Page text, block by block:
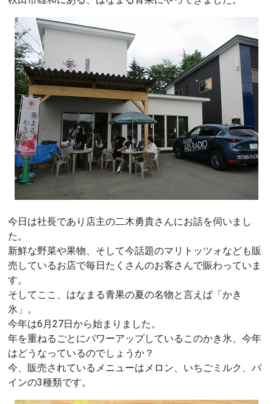
o
o
a
今日は社長であり店主の二木勇貴さんにお話を伺いまし
た。
新鮮な野菜や果物、そして今話題のマリトッツォなども販
売しているお店で毎日たくさんのお客さんで賑わっていま
す。
そしてここ、はなまる青果の夏の名物と言えば「かき
氷」。
今年は6月27日から始まりました。
年を重ねるごとにパワーアップしているこのかき氷、今年
はどうなっているのでしょうか？
今、販売されているメニューはメロン、いちごミルク、パ
インの3種類です。